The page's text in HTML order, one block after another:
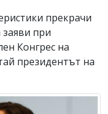
прекрачи
при
Конгрес на
президентът на